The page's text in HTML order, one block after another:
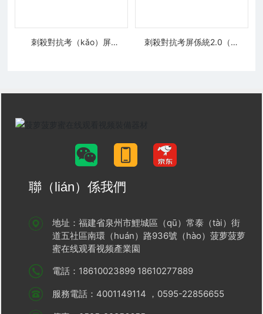
刺殺對抗考（kǎo）屏
刺殺對抗考屏係統2.0（軍
聯（lián）係我們
地址：福建省泉州市鯉城區（qū）常泰（tài）街
道五社區南環（huán）路936號（hào）菠萝菠萝
蜜在线观看视频產業園
電話： 18610023899 18610277889
服務電話： 4001149114 ，0595-22856655